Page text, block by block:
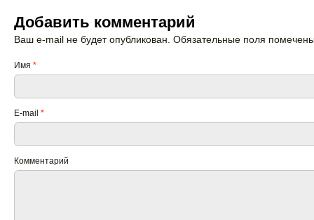
Добавить комментарий
Ваш e-mail не будет опубликован. Обязательные поля
Имя *
E-mail *
Комментарий